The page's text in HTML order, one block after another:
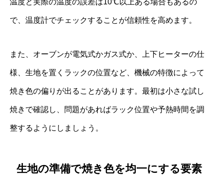
で、温度計でチェックすることが信頼性を高めます。
また、オーブンが電気式かガス式か、上下ヒーターの仕
様、生地を置くラックの位置など、機械の特徴によって
焼き色の偏りが出ることがあります。最初は小さな試し
焼きで確認し、問題があればラック位置や予熱時間を調
整するようにしましょう。
生地の準備で焼き色を均一にする要素